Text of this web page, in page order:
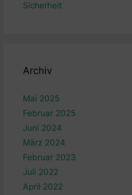
Sicherheit
Archiv
Mai 2025
Februar 2025
Juni 2024
März 2024
Februar 2023
Juli 2022
April 2022